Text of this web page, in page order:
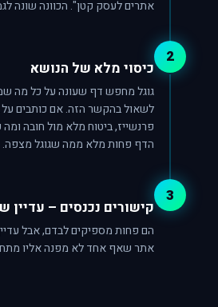
אתרים לעסק קטן". הכוונה שונה
2
כיסוי מלא של הנושא
גוגל מחפש דף שעונה על כל מה
לשאול בהקשר הזה. אם כותבים על
פרנשייז, ביטוח מלא מול חובה
הדף פחות מלא ממה שגוגל מצפה.
3
קישורים נכנסים – עדיין
הם פחות מספיקים לבדם, אבל
אתר שאף אחד לא מפנה אליו